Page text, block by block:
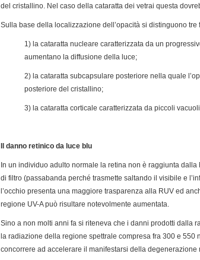
del cristallino. Nel caso della cataratta dei vetrai questa
Sulla base della localizzazione dell’opacità si distinguono
1) la cataratta nucleare caratterizzata da un
aumentano la diffusione della luce;
2) la cataratta subcapsulare posteriore nella quale
posteriore del cristallino;
3) la cataratta corticale caratterizzata da piccoli
Il danno retinico da luce blu
In un individuo adulto normale la retina non è raggiunta
di filtro (passabanda perché trasmette saltando il visibile e
l’occhio presenta una maggiore trasparenza alla RUV ed
regione UV-A può risultare notevolmente aumentata.
Sino a non molti anni fa si riteneva che i danni prodotti dalla
la radiazione della regione spettrale compresa fra 300 e
concorrere ad accelerare il manifestarsi della degenerazione